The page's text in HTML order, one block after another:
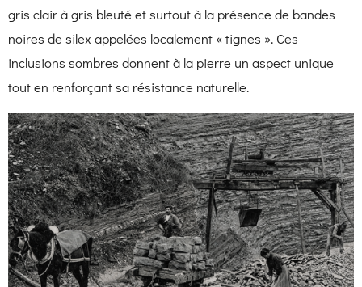
gris clair à gris bleuté et surtout à la présence de bandes
noires de silex appelées localement « tignes ». Ces
inclusions sombres donnent à la pierre un aspect unique
tout en renforçant sa résistance naturelle.